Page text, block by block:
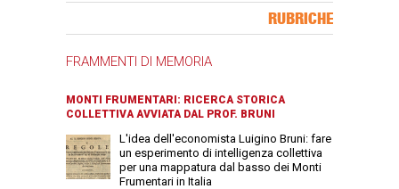
RUBRICHE
FRAMMENTI DI MEMORIA
MONTI FRUMENTARI: RICERCA STORICA
COLLETTIVA AVVIATA DAL PROF. BRUNI
L'idea dell'economista Luigino Bruni: fare
un esperimento di intelligenza collettiva
per una mappatura dal basso dei Monti
Frumentari in Italia